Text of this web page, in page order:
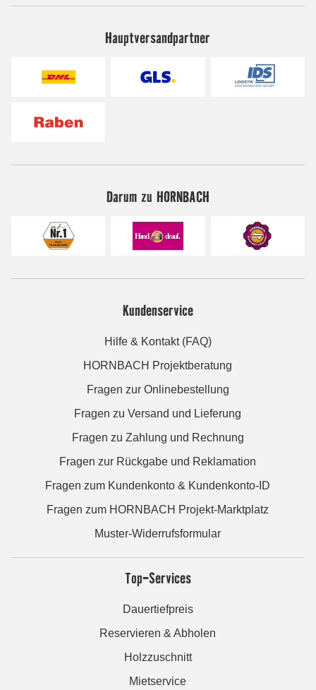
Hauptversandpartner
Darum zu HORNBACH
Kundenservice
Hilfe & Kontakt (FAQ)
HORNBACH Projektberatung
Fragen zur Onlinebestellung
Fragen zu Versand und Lieferung
Fragen zu Zahlung und Rechnung
Fragen zur Rückgabe und Reklamation
Fragen zum Kundenkonto & Kundenkonto-ID
Fragen zum HORNBACH Projekt-Marktplatz
Muster-Widerrufsformular
Top-Services
Dauertiefpreis
Reservieren & Abholen
Holzzuschnitt
Mietservice